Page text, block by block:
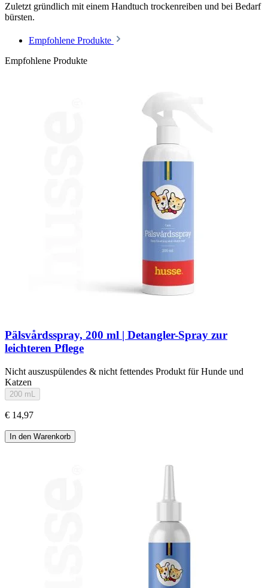
Zuletzt gründlich mit einem Handtuch trockenreiben und bei Bedarf
bürsten.
Empfohlene Produkte
Empfohlene Produkte
Pälsvårdsspray, 200 ml | Detangler-Spray zur
leichteren Pflege
Nicht auszuspülendes & nicht fettendes Produkt für Hunde und
Katzen
200 mL
€ 14,97
In den Warenkorb